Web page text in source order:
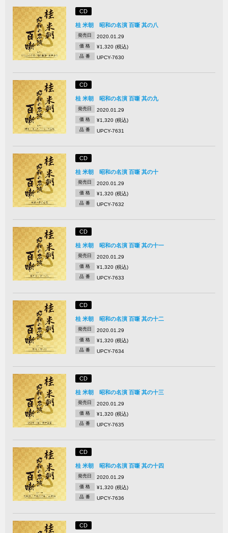
CD
桂 米朝 昭和の名演 百噺 其の八
発売日 2020.01.29
価 格 ¥1,320 (税込)
品 番 UPCY-7630
CD
桂 米朝 昭和の名演 百噺 其の九
発売日 2020.01.29
価 格 ¥1,320 (税込)
品 番 UPCY-7631
CD
桂 米朝 昭和の名演 百噺 其の十
発売日 2020.01.29
価 格 ¥1,320 (税込)
品 番 UPCY-7632
CD
桂 米朝 昭和の名演 百噺 其の十一
発売日 2020.01.29
価 格 ¥1,320 (税込)
品 番 UPCY-7633
CD
桂 米朝 昭和の名演 百噺 其の十二
発売日 2020.01.29
価 格 ¥1,320 (税込)
品 番 UPCY-7634
CD
桂 米朝 昭和の名演 百噺 其の十三
発売日 2020.01.29
価 格 ¥1,320 (税込)
品 番 UPCY-7635
CD
桂 米朝 昭和の名演 百噺 其の十四
発売日 2020.01.29
価 格 ¥1,320 (税込)
品 番 UPCY-7636
CD